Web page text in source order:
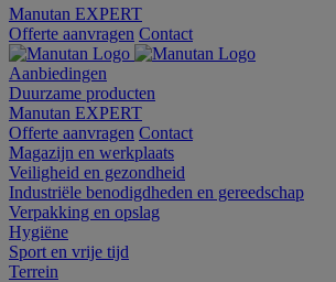
Manutan EXPERT
Offerte aanvragen Contact
Aanbiedingen
Duurzame producten
Manutan EXPERT
Offerte aanvragen Contact
Magazijn en werkplaats
Veiligheid en gezondheid
Industriële benodigdheden en gereedschap
Verpakking en opslag
Hygiëne
Sport en vrije tijd
Terrein